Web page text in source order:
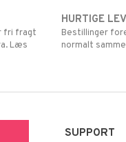
fri fragt
Læs
HURTIGE
Bestillinger
normalt
SUPPORT